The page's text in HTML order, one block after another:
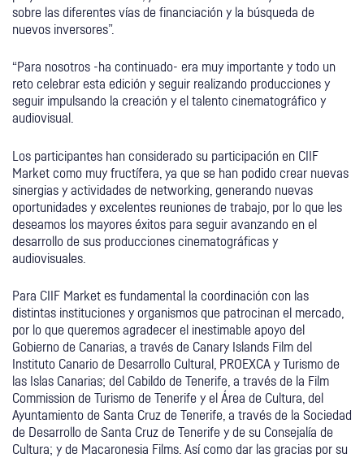
sobre las diferentes vías de financiación y la búsqueda de
nuevos inversores”.
“Para nosotros -ha continuado- era muy importante y todo un
reto celebrar esta edición y seguir realizando producciones y
seguir impulsando la creación y el talento cinematográfico y
audiovisual.
Los participantes han considerado su participación en CIIF
Market como muy fructífera, ya que se han podido crear nuevas
sinergias y actividades de networking, generando nuevas
oportunidades y excelentes reuniones de trabajo, por lo que les
deseamos los mayores éxitos para seguir avanzando en el
desarrollo de sus producciones cinematográficas y
audiovisuales.
Para CIIF Market es fundamental la coordinación con las
distintas instituciones y organismos que patrocinan el mercado,
por lo que queremos agradecer el inestimable apoyo del
Gobierno de Canarias, a través de Canary Islands Film del
Instituto Canario de Desarrollo Cultural, PROEXCA y Turismo de
las Islas Canarias; del Cabildo de Tenerife, a través de la Film
Commission de Turismo de Tenerife y el Área de Cultura, del
Ayuntamiento de Santa Cruz de Tenerife, a través de la Sociedad
de Desarrollo de Santa Cruz de Tenerife y de su Consejalía de
Cultura; y de Macaronesia Films. Así como dar las gracias por su